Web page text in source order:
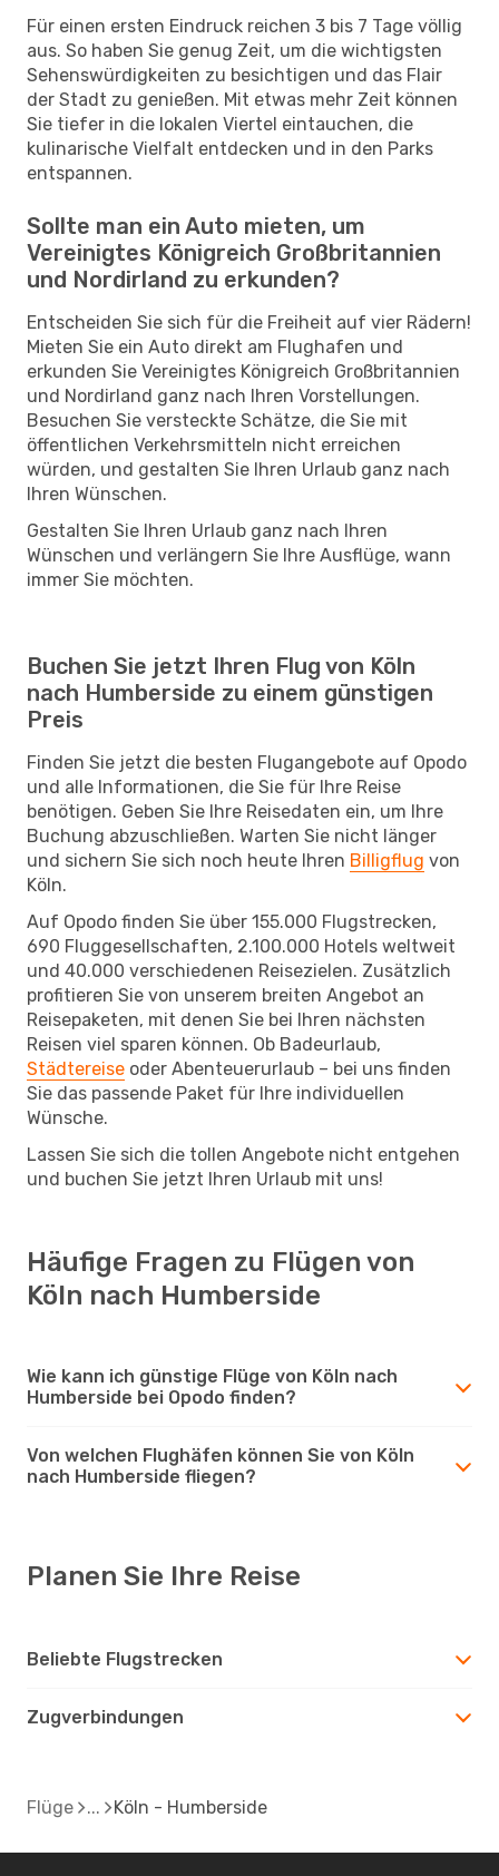
Für einen ersten Eindruck reichen 3 bis 7 Tage völlig
aus. So haben Sie genug Zeit, um die wichtigsten
Sehenswürdigkeiten zu besichtigen und das Flair
der Stadt zu genießen. Mit etwas mehr Zeit können
Sie tiefer in die lokalen Viertel eintauchen, die
kulinarische Vielfalt entdecken und in den Parks
entspannen.
Sollte man ein Auto mieten, um
Vereinigtes Königreich Großbritannien
und Nordirland zu erkunden?
Entscheiden Sie sich für die Freiheit auf vier Rädern!
Mieten Sie ein Auto direkt am Flughafen und
erkunden Sie Vereinigtes Königreich Großbritannien
und Nordirland ganz nach Ihren Vorstellungen.
Besuchen Sie versteckte Schätze, die Sie mit
öffentlichen Verkehrsmitteln nicht erreichen
würden, und gestalten Sie Ihren Urlaub ganz nach
Ihren Wünschen.
Gestalten Sie Ihren Urlaub ganz nach Ihren
Wünschen und verlängern Sie Ihre Ausflüge, wann
immer Sie möchten.
Buchen Sie jetzt Ihren Flug von Köln
nach Humberside zu einem günstigen
Preis
Finden Sie jetzt die besten Flugangebote auf Opodo
und alle Informationen, die Sie für Ihre Reise
benötigen. Geben Sie Ihre Reisedaten ein, um Ihre
Buchung abzuschließen. Warten Sie nicht länger
und sichern Sie sich noch heute Ihren Billigflug von
Köln.
Auf Opodo finden Sie über 155.000 Flugstrecken,
690 Fluggesellschaften, 2.100.000 Hotels weltweit
und 40.000 verschiedenen Reisezielen. Zusätzlich
profitieren Sie von unserem breiten Angebot an
Reisepaketen, mit denen Sie bei Ihren nächsten
Reisen viel sparen können. Ob Badeurlaub,
Städtereise oder Abenteuerurlaub – bei uns finden
Sie das passende Paket für Ihre individuellen
Wünsche.
Lassen Sie sich die tollen Angebote nicht entgehen
und buchen Sie jetzt Ihren Urlaub mit uns!
Häufige Fragen zu Flügen von
Köln nach Humberside
Wie kann ich günstige Flüge von Köln nach
Humberside bei Opodo finden?
Von welchen Flughäfen können Sie von Köln
nach Humberside fliegen?
Planen Sie Ihre Reise
Beliebte Flugstrecken
Zugverbindungen
Flüge Köln - Humberside